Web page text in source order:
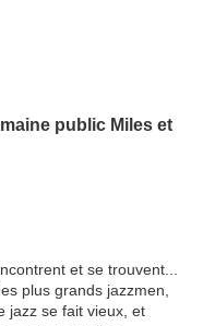
public Miles et
et se trouvent...
plus grands jazzmen,
jazz se fait vieux, et